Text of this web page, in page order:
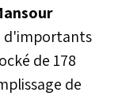
d'importants
de 178
de